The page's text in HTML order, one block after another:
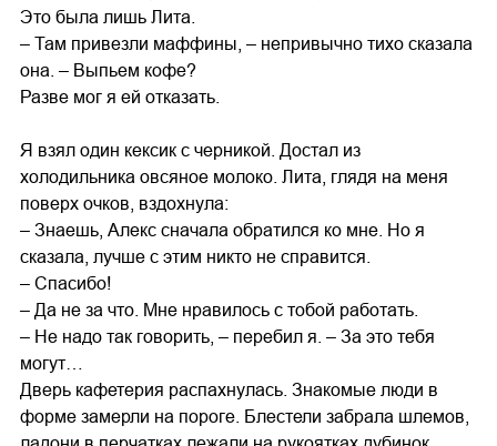
Это была лишь Лита.
– Там привезли маффины, – непривычно тихо сказала
она. – Выпьем кофе?
Разве мог я ей отказать.
Я взял один кексик с черникой. Достал из
холодильника овсяное молоко. Лита, глядя на меня
поверх очков, вздохнула:
– Знаешь, Алекс сначала обратился ко мне. Но я
сказала, лучше с этим никто не справится.
– Спасибо!
– Да не за что. Мне нравилось с тобой работать.
– Не надо так говорить, – перебил я. – За это тебя
могут…
Дверь кафетерия распахнулась. Знакомые люди в
форме замерли на пороге. Блестели забрала шлемов,